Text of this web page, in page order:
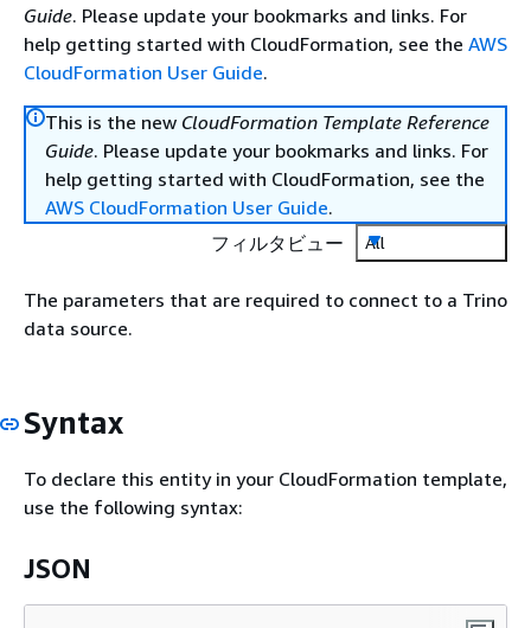
Guide. Please update your bookmarks and links. For
help getting started with CloudFormation, see the AWS
CloudFormation User Guide.
This is the new CloudFormation Template Reference
Guide. Please update your bookmarks and links. For
help getting started with CloudFormation, see the
AWS CloudFormation User Guide.
フィルタビュー
All
The parameters that are required to connect to a Trino
data source.
Syntax
To declare this entity in your CloudFormation template,
use the following syntax:
JSON